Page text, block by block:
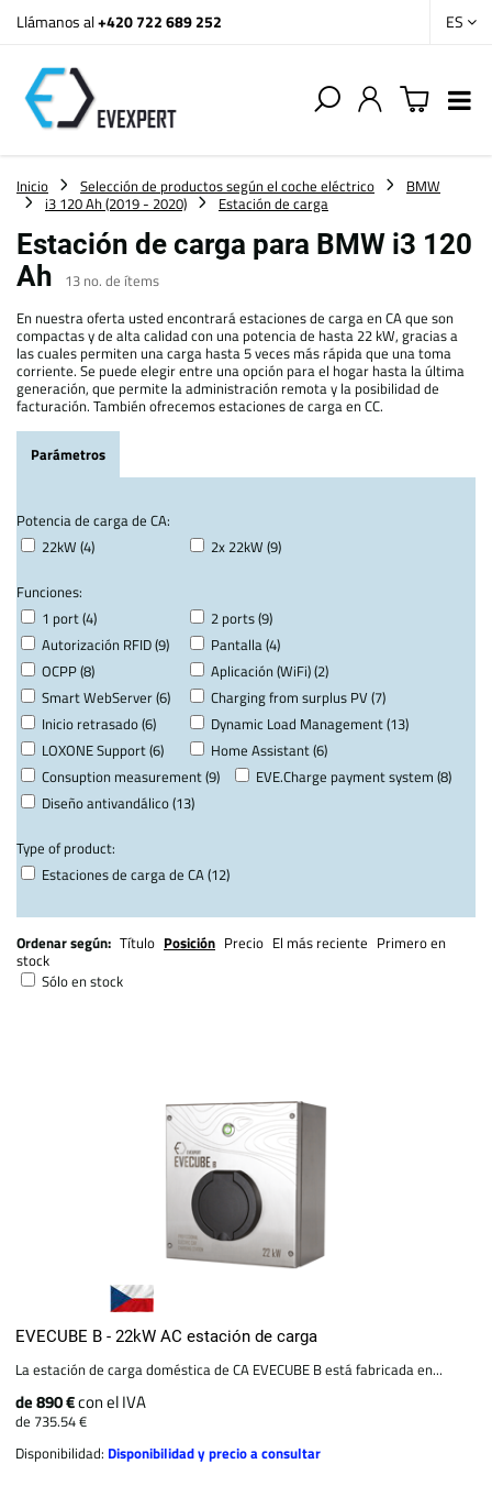
Llámanos al+420 722 689 252 ES
Inicio Selección de productos según el coche eléctrico
BMW
i3 120 Ah (2019 - 2020)
Estación de carga
Estación de carga para BMW i3 120
Ah
13 no. de ítems
En nuestra oferta usted encontrará estaciones de carga en CA que son
compactas y de alta calidad con una potencia de hasta 22 kW, gracias a
las cuales permiten una carga hasta 5 veces más rápida que una toma
corriente. Se puede elegir entre una opción para el hogar hasta la última
generación, que permite la administración remota y la posibilidad de
facturación. También ofrecemos estaciones de carga en CC.
Parámetros
Potencia de carga de CA:
22kW (4)
2x 22kW (9)
Funciones:
1 port (4)
2 ports (9)
Autorización RFID (9)
Pantalla (4)
OCPP (8)
Aplicación (WiFi) (2)
Smart WebServer (6)
Charging from surplus PV (7)
Inicio retrasado (6)
Dynamic Load Management (13)
LOXONE Support (6)
Home Assistant (6)
Consuption measurement (9)
EVE.Charge payment system (8)
Diseño antivandálico (13)
Type of product:
Estaciones de carga de CA (12)
Ordenar según: Título Posición Precio El más reciente Primero en
stock
Sólo en stock
EVECUBE B - 22kW AC estación de carga
La estación de carga doméstica de CA EVECUBE B está fabricada en...
de 890 €con el IVA
de 735.54 €
Disponibilidad: Disponibilidad y precio a consultar